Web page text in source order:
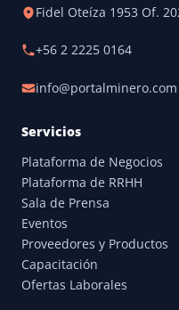
Fidel Oteíza 1953 Of.
+56 2 2225 0164
info@portalminero.com
Servicios
Plataforma de Negocios
Plataforma de RRHH
Sala de Prensa
Eventos
Proveedores y Productos
Capacitación
Ofertas Laborales